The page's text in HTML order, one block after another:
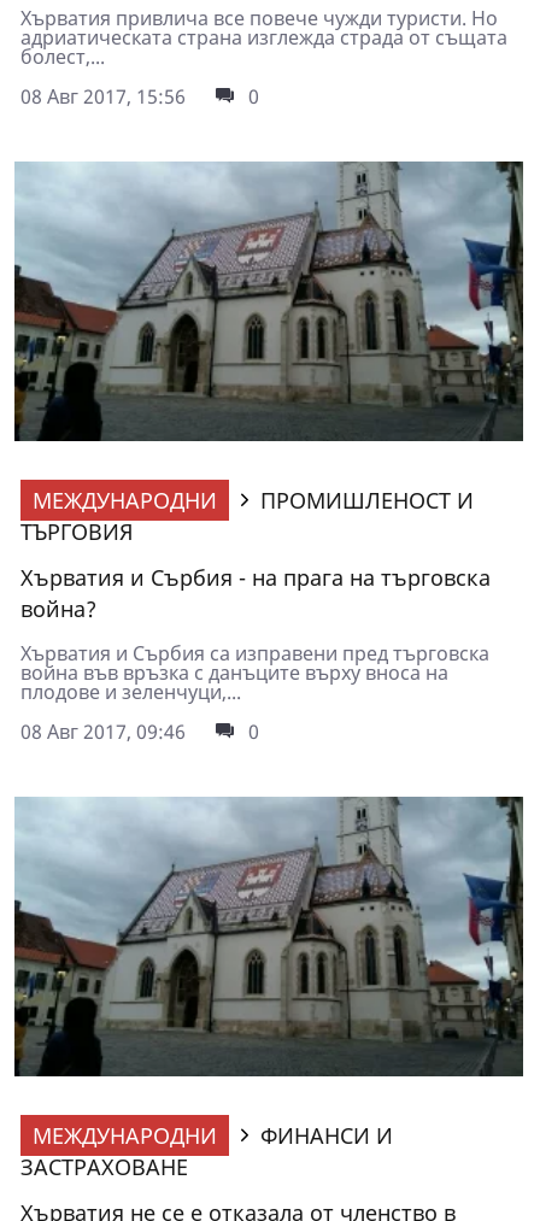
Хърватия привлича все повече чужди туристи. Но
адриатическата страна изглежда страда от същата
болест,...
08 Авг 2017, 15:56
0
МЕЖДУНАРОДНИ
ПРОМИШЛЕНОСТ И
ТЪРГОВИЯ
Хърватия и Сърбия - на прага на търговска
война?
Хърватия и Сърбия са изправени пред търговска
война във връзка с данъците върху вноса на
плодове и зеленчуци,...
08 Авг 2017, 09:46
0
МЕЖДУНАРОДНИ
ФИНАНСИ И
ЗАСТРАХОВАНЕ
Хърватия не се е отказала от членство в